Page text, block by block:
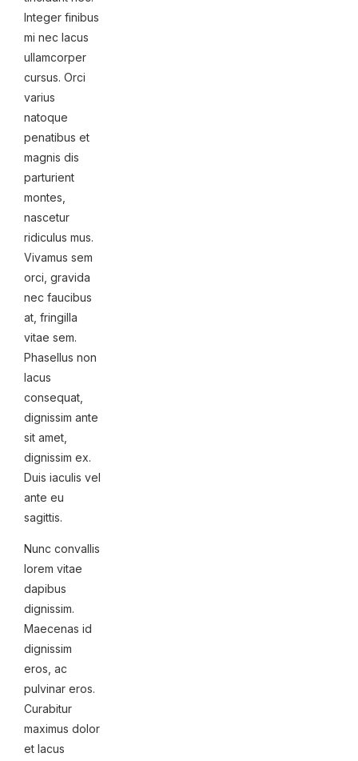
Integer finibus
mi nec lacus
ullamcorper
cursus. Orci
varius
natoque
penatibus et
magnis dis
parturient
montes,
nascetur
ridiculus mus.
Vivamus sem
orci, gravida
nec faucibus
at, fringilla
vitae sem.
Phasellus non
lacus
consequat,
dignissim ante
sit amet,
dignissim ex.
Duis iaculis vel
ante eu
sagittis.
Nunc convallis
lorem vitae
dapibus
dignissim.
Maecenas id
dignissim
eros, ac
pulvinar eros.
Curabitur
maximus dolor
et lacus